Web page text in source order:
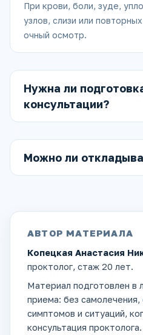
При крови, боли, зуде,
узлов, слизи или
очный осмотр.
Нужна ли
консультации?
Можно ли
АВТОР МАТЕРИАЛА
Копецкая Анастасия
проктолог, стаж 20 лет.
Материал подготовлен в
приема: без
симптомов и ситуаций,
консультация проктолога.